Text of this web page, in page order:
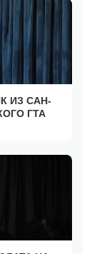
ИЗ САН-
ГТА